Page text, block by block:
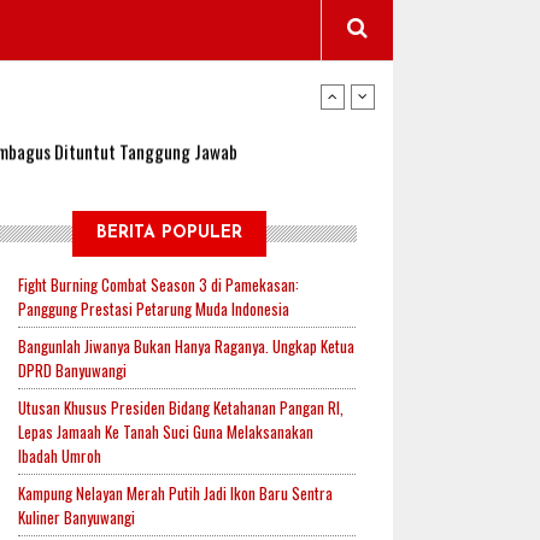
Jadi Lokasi Uji Coba Program NADI JKN
Dituntut Tanggung Jawab
Padi, Proyeksi Hasil Capai 2,4 Ton Gabah
Indonesia.id Perkuat Sinergitas Lewat Ngopi
untuk Mendukung Ketahanan Pangan Nasional
Jadi Lokasi Uji Coba Program NADI JKN
BERITA POPULER
Fight Burning Combat Season 3 di Pamekasan:
Panggung Prestasi Petarung Muda Indonesia
Bangunlah Jiwanya Bukan Hanya Raganya. Ungkap Ketua
DPRD Banyuwangi
Utusan Khusus Presiden Bidang Ketahanan Pangan RI,
Lepas Jamaah Ke Tanah Suci Guna Melaksanakan
Ibadah Umroh
Kampung Nelayan Merah Putih Jadi Ikon Baru Sentra
Kuliner Banyuwangi